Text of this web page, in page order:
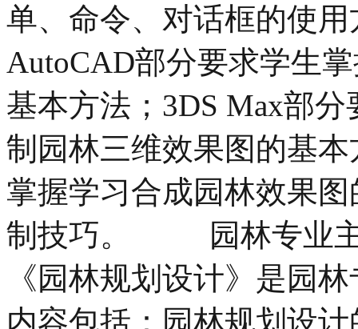
单、命令、对话框的使
AutoCAD部分要求学生
基本方法；3DS Max部
制园林三维效果图的基本
掌握学习合成园林效果
制技巧。 园林专业主
《园林规划设计》是园
内容包括：园林规划设